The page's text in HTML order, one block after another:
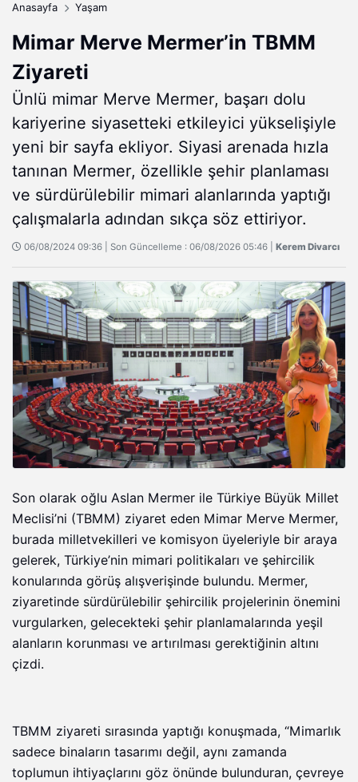
Anasayfa Yaşam
Mimar Merve Mermer’in TBMM
Ziyareti
Ünlü mimar Merve Mermer, başarı dolu
kariyerine siyasetteki etkileyici yükselişiyle
yeni bir sayfa ekliyor. Siyasi arenada hızla
tanınan Mermer, özellikle şehir planlaması
ve sürdürülebilir mimari alanlarında yaptığı
çalışmalarla adından sıkça söz ettiriyor.
06/08/2024 09:36 | Son Güncelleme : 06/08/2026 05:46 | Kerem Divarcı
Son olarak oğlu Aslan Mermer ile Türkiye Büyük Millet
Meclisi’ni (TBMM) ziyaret eden Mimar Merve Mermer,
burada milletvekilleri ve komisyon üyeleriyle bir araya
gelerek, Türkiye’nin mimari politikaları ve şehircilik
konularında görüş alışverişinde bulundu. Mermer,
ziyaretinde sürdürülebilir şehircilik projelerinin önemini
vurgularken, gelecekteki şehir planlamalarında yeşil
alanların korunması ve artırılması gerektiğinin altını
çizdi.
TBMM ziyareti sırasında yaptığı konuşmada, “Mimarlık
sadece binaların tasarımı değil, aynı zamanda
toplumun ihtiyaçlarını göz önünde bulunduran, çevreye